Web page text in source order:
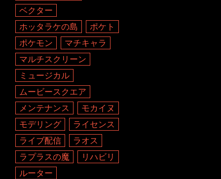
ベクター
ホッタラケの島
ポケト
ポケモン
マチキャラ
マルチスクリーン
ミュージカル
ムービースクエア
メンテナンス
モカイヌ
モデリング
ライセンス
ライブ配信
ラオス
ラプラスの魔
リハビリ
ルーター